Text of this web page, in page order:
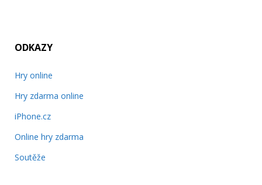
ODKAZY
Hry online
Hry zdarma online
iPhone.cz
Online hry zdarma
Soutěže